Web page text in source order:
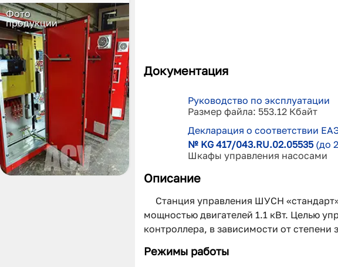
Фото
продукции
Документация
Руководство по эксплуатации
Размер файла: 553.12 Кбайт
Декларация о соответствии
№ KG 417/043.RU.02.05535(до
Шкафы управления насосами
Описание
Станция управления ШУСН
мощностью двигателей 1.1 кВт. Целью
контроллера, в зависимости от
Режимы работы